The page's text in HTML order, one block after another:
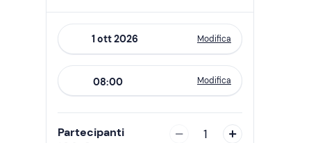
forward
to
interact
with
Modifica
08:00 Modifica
Partecipanti 1